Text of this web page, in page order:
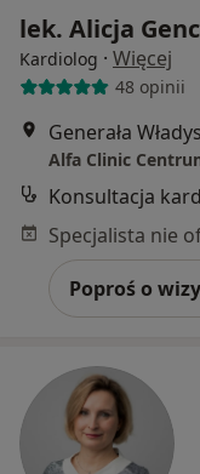
lek. Alicja Genc
Kardiolog · Więcej
48 opinii
Generała
Alfa Clinic
Konsultacja
Poproś o